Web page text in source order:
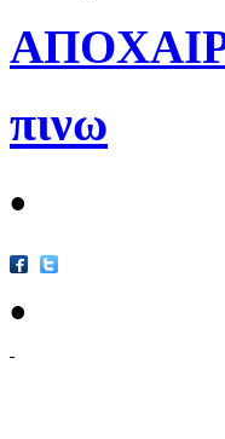
πινω
•
•